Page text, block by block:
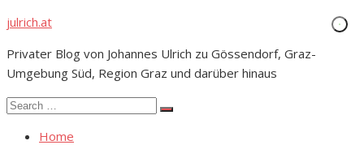
Skip
content
julrich.at
Privater Blog von Johannes Ulrich zu Gössendorf, Graz-
Umgebung Süd, Region Graz und darüber hinaus
Search
Search
Home